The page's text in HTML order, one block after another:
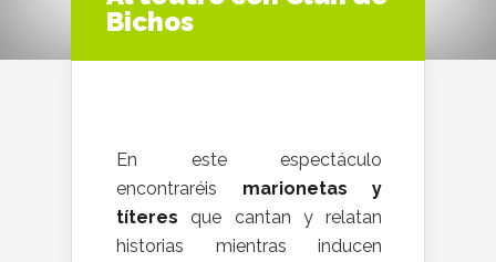
Bichos
En este espectáculo
encontraréis marionetas y
títeres que cantan y relatan
historias mientras inducen